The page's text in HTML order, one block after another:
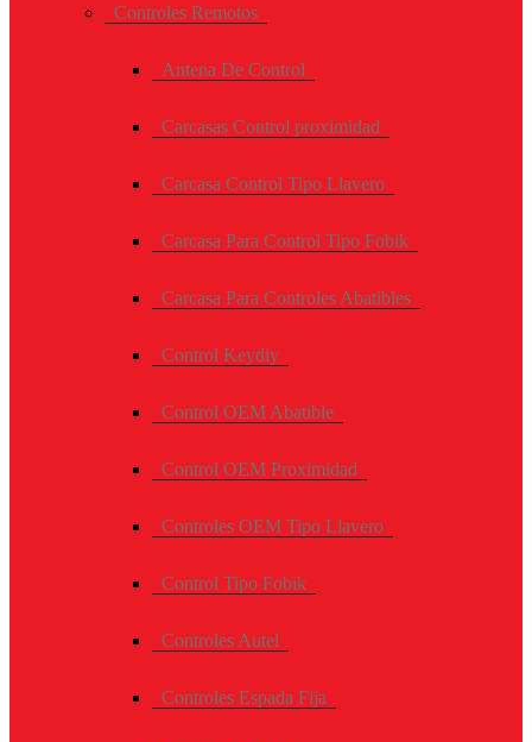
Controles Remotos
Antena De Control
Carcasas Control proximidad
Carcasa Control Tipo Llavero
Carcasa Para Control Tipo Fobik
Carcasa Para Controles Abatibles
Control Keydiy
Control OEM Abatible
Control OEM Proximidad
Controles OEM Tipo Llavero
Control Tipo Fobik
Controles Autel
Controles Espada Fija